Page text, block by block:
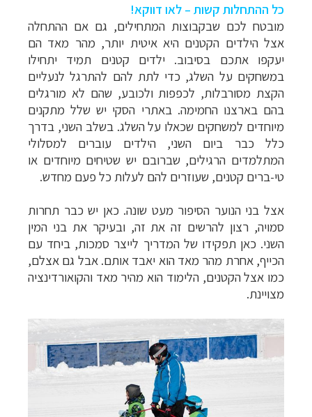
כל ההתחלות קשות – לאו דווקא!
מובטח לכם שבקבוצות המתחילים, גם אם ההתחלה
אצל הילדים הקטניםהיא איטית יותר, מהר מאד הם
יעקפו אתכם בסיבוב. ילדים קטנים תמיד יתחילו
במשחקים על השלג, כדי לתת להם להתרגל לנעליים
הקצת מסורבלות, לכפפות ולכובע, שהם לא מורגלים
בהם בארצנו החמימה. באתרי הסקי יש שלל מתקנים
מיוחדים למשחקים שכאלו על השלג. בשלב השני, בדרך
כלל כבר ביום השני, הילדים עוברים למסלולי
המתלמדים הרגילים, שברובם יש שטיחים מיוחדים או
טי-ברים קטנים, שעוזרים להם לעלות כל פעם מחדש.
אצל בני הנוער הסיפור מעט שונה. כאן יש כבר תחרות
סמויה, רצון להרשים זה את זה, ובעיקר את בני המין
השני. כאן תפקידו של המדריך לייצר סמכות, ביחד עם
הכייף, אחרת מהר מאד הוא יאבד אותם. אבל גם אצלם,
כמו אצל הקטנים, הלימוד הוא מהיר מאד והקואורדינציה
מצויינת.
טיולי אקטיב - אופניים, שייט והליכה
יעדים »
תכנוןטיולים לצפון אמריקהלחצו לרשימת היעדים »
קרוזים והפלגות נופש
לחצו לרשימת היעדים »